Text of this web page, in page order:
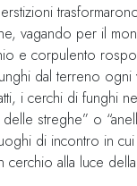
vagando per il
e corpulento
dal terreno ogni
i cerchi di funghi
delle streghe” o
di incontro in
cerchio alla luce